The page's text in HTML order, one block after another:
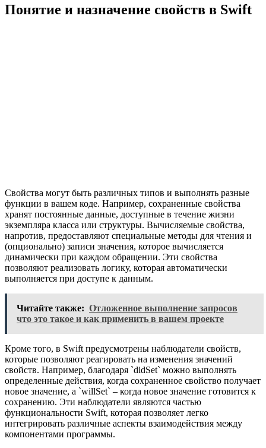
Понятие и назначение свойств в Swift
Свойства могут быть различных типов и выполнять разные
функции в вашем коде. Например, сохраненные свойства
хранят постоянные данные, доступные в течение жизни
экземпляра класса или структуры. Вычисляемые свойства,
напротив, предоставляют специальные методы для чтения и
(опционально) записи значения, которое вычисляется
динамически при каждом обращении. Эти свойства
позволяют реализовать логику, которая автоматически
выполняется при доступе к данным.
Читайте также: Отложенное выполнение запросов
что это такое и как применить в вашем проекте
Кроме того, в Swift предусмотрены наблюдатели свойств,
которые позволяют реагировать на изменения значений
свойств. Например, благодаря `didSet` можно выполнять
определенные действия, когда сохраненное свойство получает
новое значение, а `willSet` – когда новое значение готовится к
сохранению. Эти наблюдатели являются частью
функциональности Swift, которая позволяет легко
интегрировать различные аспекты взаимодействия между
компонентами программы.